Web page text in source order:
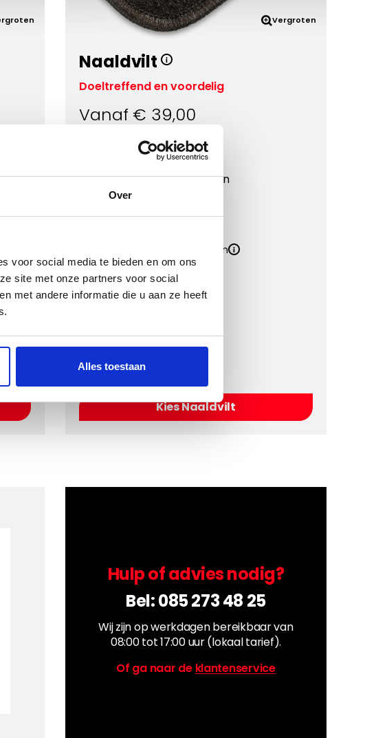
Over
voor social media te bieden en om ons
site met onze partners voor social
met andere informatie die u aan ze heeft
Alles toestaan
Vergroten
Naaldvilt
Doeltreffend en voordelig
Vanaf € 39,00
Eigenschappen:
4 mm
Materiaal
Polypropyleen
Onderkant
Kwaliteit
Inclusief Bevestigingssystemen
Kies Naaldvilt
Hulp of advies nodig?
Bel:085 273 48 25
Wij zijn op werkdagen bereikbaar van
08:00 tot 17:00 uur (lokaal tarief).
Of ga naar de klantenservice